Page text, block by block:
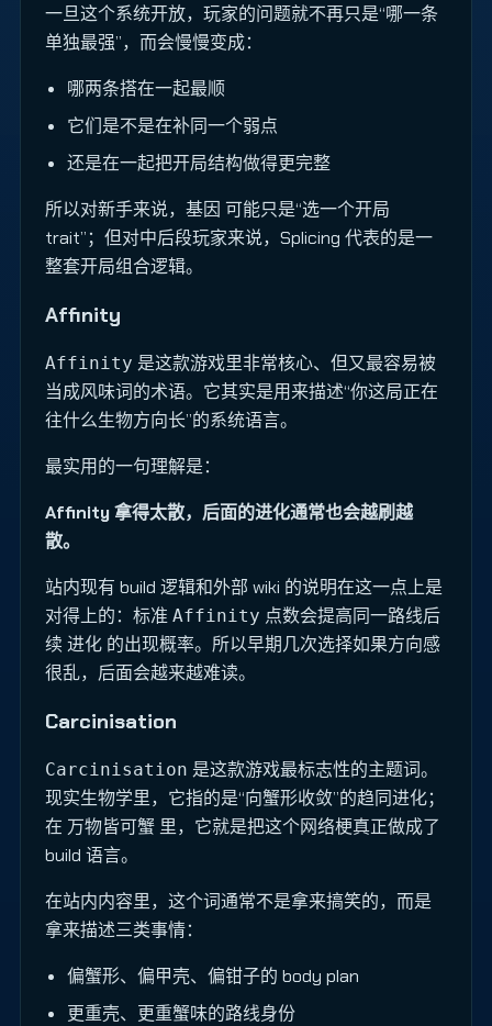
一旦这个系统开放，玩家的问题就不再只是“哪一条
单独最强”，而会慢慢变成：
哪两条搭在一起最顺
它们是不是在补同一个弱点
还是在一起把开局结构做得更完整
所以对新手来说，基因 可能只是“选一个开局
trait”；但对中后段玩家来说，Splicing 代表的是一
整套开局组合逻辑。
Affinity
Affinity 是这款游戏里非常核心、但又最容易被
当成风味词的术语。它其实是用来描述“你这局正在
往什么生物方向长”的系统语言。
最实用的一句理解是：
Affinity 拿得太散，后面的进化通常也会越刷越
散。
站内现有 build 逻辑和外部 wiki 的说明在这一点上是
对得上的：标准 Affinity 点数会提高同一路线后
续 进化 的出现概率。所以早期几次选择如果方向感
很乱，后面会越来越难读。
Carcinisation
Carcinisation 是这款游戏最标志性的主题词。
现实生物学里，它指的是“向蟹形收敛”的趋同进化；
在 万物皆可蟹里，它就是把这个网络梗真正做成了
build 语言。
在站内内容里，这个词通常不是拿来搞笑的，而是
拿来描述三类事情：
偏蟹形、偏甲壳、偏钳子的 body plan
更重壳、更重蟹味的路线身份